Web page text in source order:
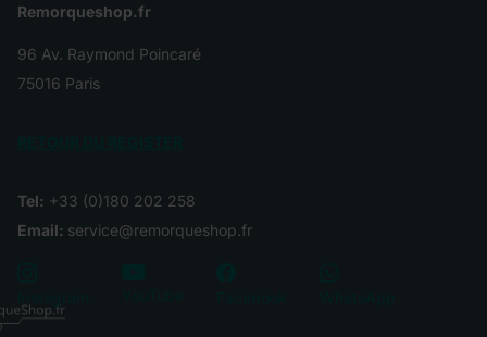
Remorqueshop.fr
96 Av. Raymond Poincaré
75016 Paris
Tel: +33 (0)180 202 258
Email: service@remorqueshop.fr